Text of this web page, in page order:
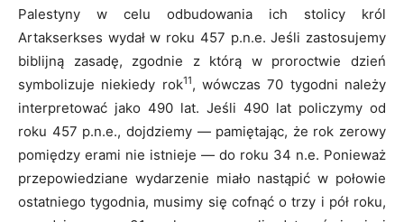
Palestyny w celu odbudowania ich stolicy król
Artakserkses wydał w roku 457 p.n.e. Jeśli zastosujemy
biblijną zasadę, zgodnie z którą w proroctwie dzień
symbolizuje niekiedy rok11, wówczas 70 tygodni należy
interpretować jako 490 lat. Jeśli 490 lat policzymy od
roku 457 p.n.e., dojdziemy — pamiętając, że rok zerowy
pomiędzy erami nie istnieje — do roku 34 n.e. Ponieważ
przepowiedziane wydarzenie miało nastąpić w połowie
ostatniego tygodnia, musimy się cofnąć o trzy i pół roku,